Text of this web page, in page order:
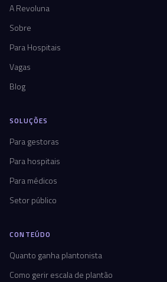
A Revoluna
Sobre
Para Hospitais
Vagas
Blog
SOLUÇÕES
Para gestoras
Para hospitais
Para médicos
Setor público
CONTEÚDO
Quanto ganha plantonista
Como gerir escala de plantão